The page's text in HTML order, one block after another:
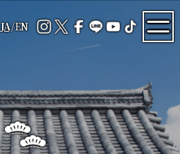
JA/EN